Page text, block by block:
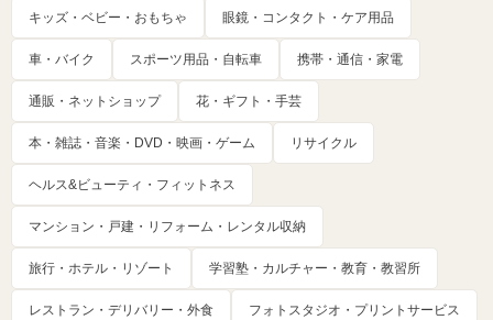
キッズ・ベビー・おもちゃ 眼鏡・コンタクト・ケア用品
車・バイク スポーツ用品・自転車 携帯・通信・家電
通販・ネットショップ 花・ギフト・手芸
本・雑誌・音楽・DVD・映画・ゲーム リサイクル
ヘルス&ビューティ・フィットネス
マンション・戸建・リフォーム・レンタル収納
旅行・ホテル・リゾート 学習塾・カルチャー・教育・教習所
レストラン・デリバリー・外食 フォトスタジオ・プリントサービス